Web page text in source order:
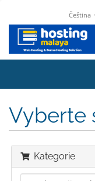
Čeština
Vyberte
Kategorie